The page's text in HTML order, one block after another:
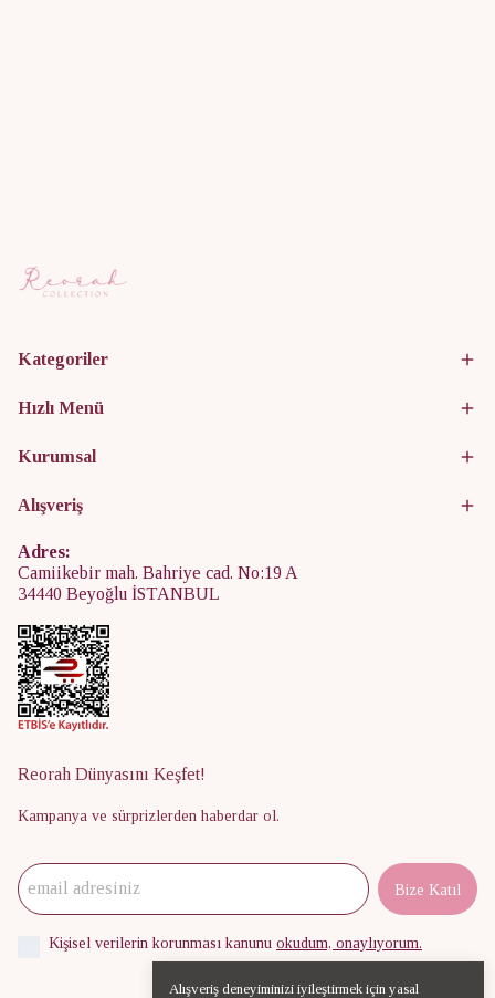
Alışveriş deneyiminizi iyileştirmek için yasal
Kategoriler
Hızlı Menü
Kurumsal
Alışveriş
Adres:
Camiikebir mah. Bahriye cad. No:19 A
34440 Beyoğlu İSTANBUL
Reorah Dünyasını Keşfet!
Kampanya ve sürprizlerden haberdar ol.
Bize Katıl
Kişisel verilerin korunması kanunu okudum, onaylıyorum.